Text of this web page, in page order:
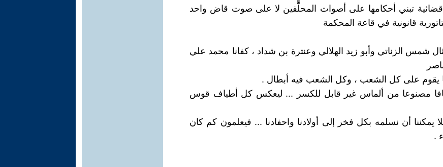
تبني أحكامها على أصوات المحلًّفين لا على صوت قاض واحد
قانونية في قاعة المحكمة
شمس الزناتي وأبو زيد الهلالي وعنترة بن شداد ، كفانا محمد علي
يقوم على كل الشعب ، وكل الشعب فيه أبطال .
مصنوعا من ألماس غير قابل للكسر ... ليعكس كل أطياف قوس
يمكننا أن نسلمه بكل فخر إلى أولادنا واحفادنا ... فيعلمون كم كان
.